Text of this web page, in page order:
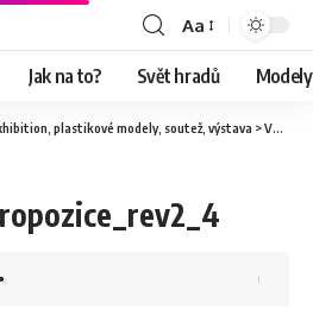
Aa
Jak na to? Svět hradů
plastikové modely, soutež, výstava >Veškovsky Křédlo 2026